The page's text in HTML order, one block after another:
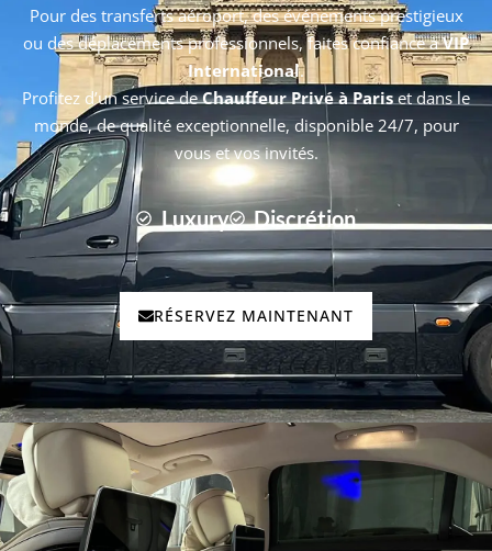
Pour des transferts aéroport, des événements prestigieux
ou des déplacements professionnels, faites confiance àVIP
International.
Profitez d’un service deChauffeur Privé à Pariset dans le
monde, de qualité exceptionnelle, disponible 24/7, pour
vous et vos invités.
Luxury Discrétion
RÉSERVEZ MAINTENANT